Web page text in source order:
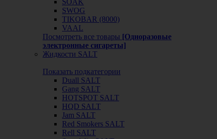
SWOG
TIKOBAR (8000)
VAAL
Посмотреть все товары [Одноразовые
электронные сигареты]
Жидкости SALT
Показать подкатегории
Duall SALT
Gang SALT
HOTSPOT SALT
HQD SALT
Jam SALT
Red Smokers SALT
Rell SALT